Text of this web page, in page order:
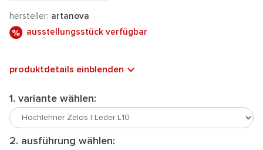
hersteller: artanova
ausstellungsstück verfügbar
produktdetails einblenden
1. variante wählen:
2. ausführung wählen: